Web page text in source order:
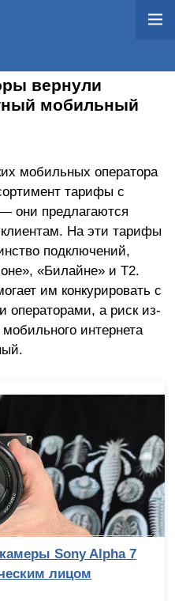
вернули
мобильный
мобильных оператора
тарифы с
они предлагаются
На эти тарифы
подключений,
«Билайне» и T2.
им конкурировать с
операторами, а риск из-
интернета
Sony Alpha 7
лицом